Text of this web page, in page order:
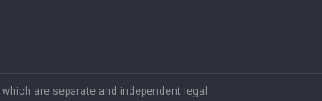
are separate and independent legal